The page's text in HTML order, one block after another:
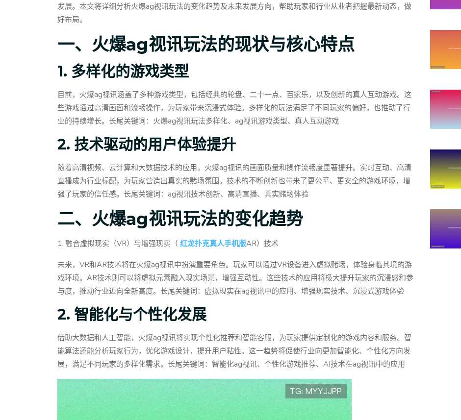
发展。本文将详细分析火爆ag视讯玩法的变化趋势及未来发展方向，帮助玩家和行业从业者把握最新动态，做
好布局。
一、火爆ag视讯玩法的现状与核心特点
1. 多样化的游戏类型
目前，火爆ag视讯涵盖了多种游戏类型，包括经典的轮盘、二十一点、百家乐，以及创新的真人互动游戏。这
些游戏通过高清画面和流畅操作，为玩家带来沉浸式体验。多样化的玩法满足了不同玩家的偏好，也推动了行
业的持续增长。长尾关键词：火爆ag视讯玩法多样化、ag视讯游戏类型、真人互动游戏
2. 技术驱动的用户体验提升
随着高清视频、云计算和大数据技术的应用，火爆ag视讯的画面质量和操作流畅度显著提升。实时互动、高清
直播成为行业标配，为玩家营造出真实的赌场氛围。技术的不断创新也带来了更公平、更安全的游戏环境，增
强了玩家的信任感。长尾关键词：ag视讯技术创新、高清直播、真实赌场体验
二、火爆ag视讯玩法的变化趋势
1. 融合虚拟现实（VR）与增强现实（ 红龙扑克真人手机版AR）技术
未来，VR和AR技术将在火爆ag视讯中扮演重要角色。玩家可以通过VR设备进入虚拟赌场，体验身临其境的游
戏环境。AR技术则可以将虚拟元素融入现实场景，增强互动性。这些技术的应用将极大提升玩家的沉浸感和参
与度，推动行业迈向全新高度。长尾关键词：虚拟现实在ag视讯中的应用、增强现实技术、沉浸式游戏体验
2. 智能化与个性化发展
借助大数据和人工智能，火爆ag视讯将实现个性化推荐和智能客服，为玩家提供定制化的游戏内容和服务。智
能算法还能分析玩家行为，优化游戏设计，提升用户粘性。这一趋势将促使行业向更加智能化、个性化方向发
展，满足不同玩家的多样化需求。长尾关键词：智能化ag视讯、个性化游戏推荐、AI技术在ag视讯中的应用